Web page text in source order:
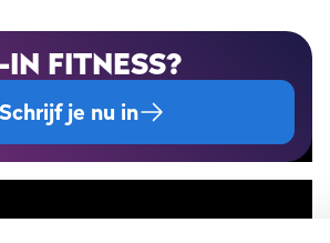
FITNESS?
Schrijf je nu in